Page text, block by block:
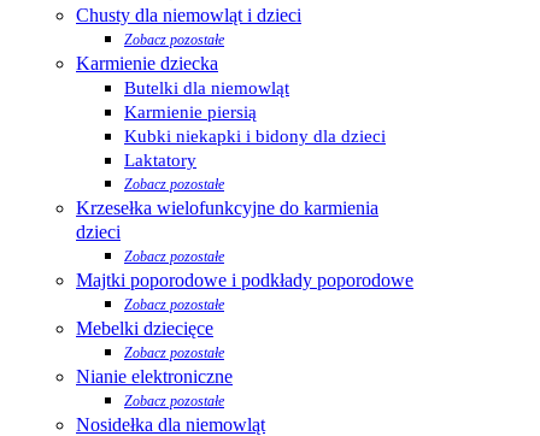
Chusty dla niemowląt i dzieci
Zobacz pozostałe
Karmienie dziecka
Butelki dla niemowląt
Karmienie piersią
Kubki niekapki i bidony dla dzieci
Laktatory
Zobacz pozostałe
Krzesełka wielofunkcyjne do karmienia
dzieci
Zobacz pozostałe
Majtki poporodowe i podkłady poporodowe
Zobacz pozostałe
Mebelki dziecięce
Zobacz pozostałe
Nianie elektroniczne
Zobacz pozostałe
Nosidełka dla niemowląt